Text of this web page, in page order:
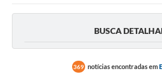
Transparência
Concursos e Processos Seletivos
BUSCA
369 notícias encontradas em